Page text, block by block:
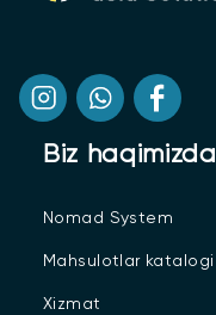
Biz haqimizda
Nomad System
Mahsulotlar katalogi
Xizmat